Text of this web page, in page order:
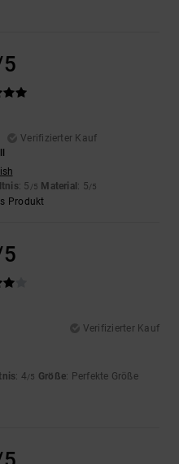
Verifizierter Kauf
: 5 /5 Material : 5/5
Produkt
Verifizierter Kauf
: 4/5 Größe: Perfekte Größe